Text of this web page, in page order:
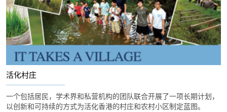
活化村庄
一个包括居民，学术界和私营机构的团队联合开展了一项长期计划，
以创新和可持续的方式为活化香港的村庄和农村小区制定蓝图。